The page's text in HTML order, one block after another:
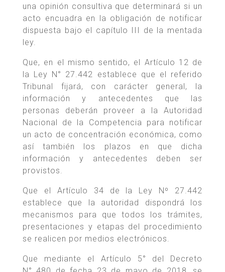
una opinión consultiva que determinará si un
acto encuadra en la obligación de notificar
dispuesta bajo el capítulo III de la mentada
ley.
Que, en el mismo sentido, el Artículo 12 de
la Ley N° 27.442 establece que el referido
Tribunal fijará, con carácter general, la
información y antecedentes que las
personas deberán proveer a la Autoridad
Nacional de la Competencia para notificar
un acto de concentración económica, como
así también los plazos en que dicha
información y antecedentes deben ser
provistos.
Que el Artículo 34 de la Ley Nº 27.442
establece que la autoridad dispondrá los
mecanismos para que todos los trámites,
presentaciones y etapas del procedimiento
se realicen por medios electrónicos.
Que mediante el Artículo 5° del Decreto